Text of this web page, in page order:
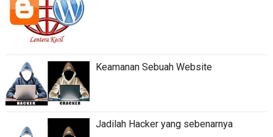
Keamanan Sebuah Website
Jadilah Hacker yang sebenarnya